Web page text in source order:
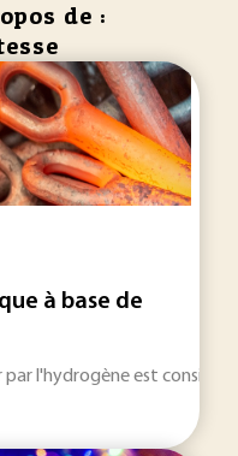
de :
à base de
l'hydrogène est